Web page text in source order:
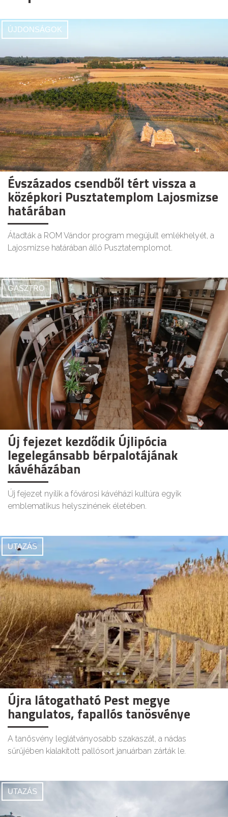
ÚJDONSÁGOK
Évszázados csendből tért vissza a
középkori Pusztatemplom Lajosmizse
határában
Átadták a ROM Vándor program megújult emlékhelyét, a
Lajosmizse határában álló Pusztatemplomot.
GASZTRO
Új fejezet kezdődik Újlipócia
legelegánsabb bérpalotájának
kávéházában
Új fejezet nyílik a fővárosi kávéházi kultúra egyik
emblematikus helyszínének életében.
UTAZÁS
Újra látogatható Pest megye
hangulatos, fapallós tanösvénye
A tanösvény leglátványosabb szakaszát, a nádas
sűrűjében kialakított pallósort januárban zárták le.
UTAZÁS